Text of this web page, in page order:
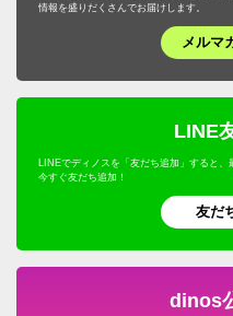
情報を盛りだくさんでお届けします。
メルマ
LINE
LINEでディノスを「友だち追加」すると
今すぐ友だち追加！
友だ
dinos